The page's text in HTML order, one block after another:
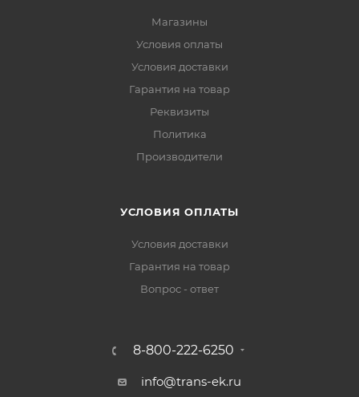
Магазины
Условия оплаты
Условия доставки
Гарантия на товар
Реквизиты
Политика
Производители
УСЛОВИЯ ОПЛАТЫ
Условия доставки
Гарантия на товар
Вопрос - ответ
8-800-222-6250
info@trans-ek.ru